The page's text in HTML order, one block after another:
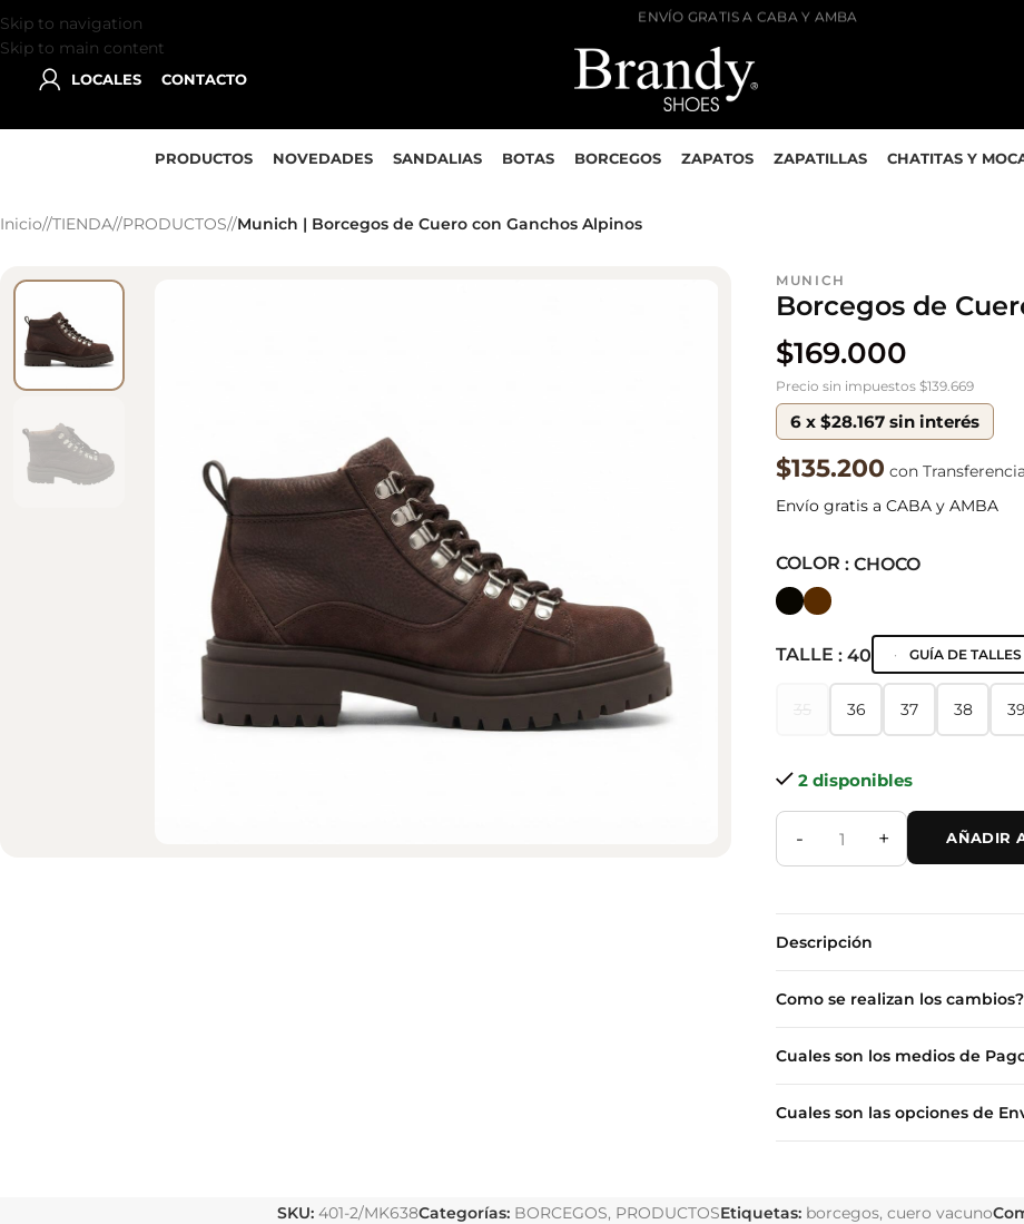
Skip to navigation
Skip to main content
ENVÍO GRATIS A CABA Y AMBA
LOCALES CONTACTO
PRODUCTOS NOVEDADES SANDALIAS BOTAS BORCEGOS ZAPATOS ZAPATILLAS CHATITAS Y
Inicio/ TIENDA/ PRODUCTOS/ Munich | Borcegos de Cuero con Ganchos Alpinos
MUNICH
Borcegos de
$169.000
COLOR : CHOCO
TALLE : 40 GUÍA DE TALLES
36
36 37
37 38
38 39
39
2 disponibles
- + AÑADIR
Precio sin impuestos $139.669
6 x $28.167 sin interés
$135.200 con Transferencia
Envío gratis a CABA y AMBA
Descripción
Como se realizan los cambios?
Cuales son los medios de
Cuales son las opciones de
SKU: 401-2/MK638Categorías: BORCEGOS, PRODUCTOSEtiquetas: borcegos, cuero vacuno